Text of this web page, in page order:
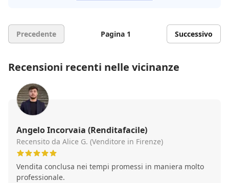
Precedente Pagina 1 Successivo
Recensioni recenti nelle vicinanze
Angelo Incorvaia (Renditafacile)
Recensito da Alice G. (Venditore in Firenze)
Vendita conclusa nei tempi promessi in maniera molto
professionale.